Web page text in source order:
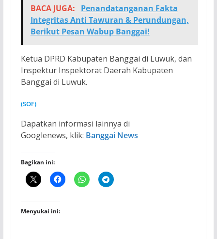
BACA JUGA:
Penandatanganan Fakta
Integritas Anti Tawuran & Perundungan,
Berikut Pesan Wabup Banggai!
Ketua DPRD Kabupaten Banggai di Luwuk, dan
Inspektur Inspektorat Daerah Kabupaten
Banggai di Luwuk.
(SOF)
Dapatkan informasi lainnya di
Googlenews, klik: Banggai News
Bagikan ini:
Menyukai ini: